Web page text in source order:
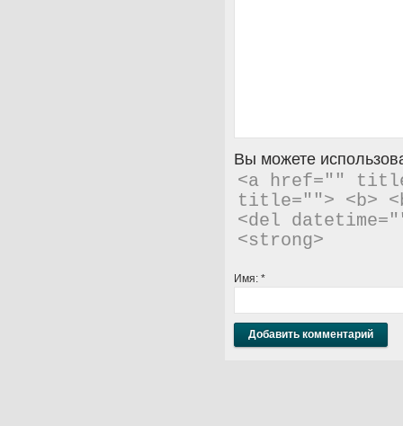
Вы можете
<a href=""
title=""> <b>
<del
<strong>
Имя: *